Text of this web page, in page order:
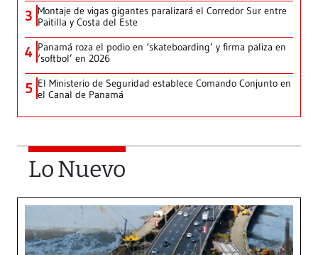
3 Montaje de vigas gigantes paralizará el Corredor Sur entre
Paitilla y Costa del Este
4 Panamá roza el podio en ‘skateboarding’ y firma paliza en
‘softbol’ en 2026
5 El Ministerio de Seguridad establece Comando Conjunto en
el Canal de Panamá
Lo Nuevo